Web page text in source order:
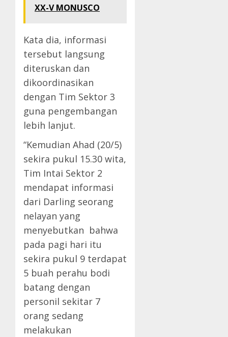
XX-V MONUSCO
Kata dia, informasi
tersebut langsung
diteruskan dan
dikoordinasikan
dengan Tim Sektor 3
guna pengembangan
lebih lanjut.
“Kemudian Ahad (20/5)
sekira pukul 15.30 wita,
Tim Intai Sektor 2
mendapat informasi
dari Darling seorang
nelayan yang
menyebutkan bahwa
pada pagi hari itu
sekira pukul 9 terdapat
5 buah perahu bodi
batang dengan
personil sekitar 7
orang sedang
melakukan